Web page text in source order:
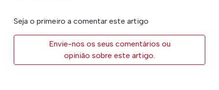
Seja o primeiro a comentar este artigo
Envie-nos os seus comentários ou
opinião sobre este artigo.